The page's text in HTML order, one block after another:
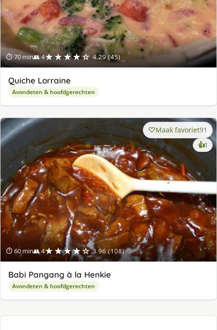
⏱ 70 min👥 4★★★★☆ 4.29 (45)
Quiche Lorraine
Avondeten & hoofdgerechten
⏱ 60 min👥 4★★★★☆ 3.96 (108)
Maak favoriet91
👍1
Babi Pangang à la Henkie
Avondeten & hoofdgerechten